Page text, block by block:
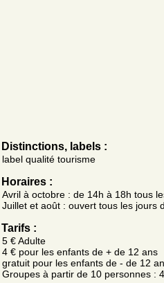
Distinctions, labels :
label qualité tourisme
Horaires :
Avril à octobre : de 14h à 18h tous
Juillet et août : ouvert tous les jours
Tarifs :
5 € Adulte
4 € pour les enfants de + de 12 ans
gratuit pour les enfants de - de 12
Groupes à partir de 10 personnes :